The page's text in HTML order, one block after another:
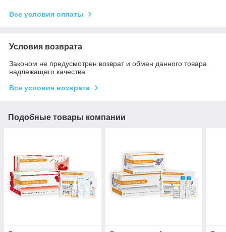
Все условия оплаты
Условия возврата
Законом не предусмотрен возврат и обмен данного товара
надлежащего качества
Все условия возврата
Подобные товары компании